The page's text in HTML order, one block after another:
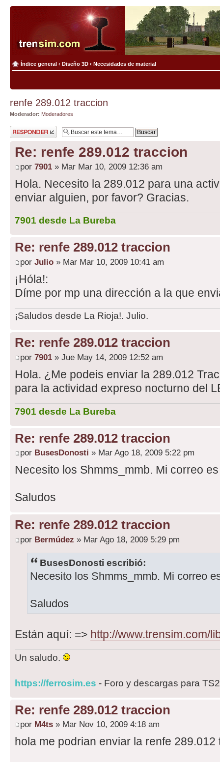
Índice general ‹ Diseño 3D ‹ Necesidades de material
renfe 289.012 traccion
Moderador: Moderadores
Publicar una
respuesta
Re: renfe 289.012 traccion
por 7901 » Mar Mar 10, 2009 12:36 am
Hola. Necesito la 289.012 para una
enviar alguien, por favor? Gracias.
7901 desde La Bureba
Re: renfe 289.012 traccion
por Julio » Mar Mar 10, 2009 10:41 am
¡Hóla!:
Díme por mp una dirección a la que
¡Saludos desde La Rioja!. Julio.
Re: renfe 289.012 traccion
por 7901 » Jue May 14, 2009 12:52 am
Hola. ¿Me podeis enviar la 289.012
para la actividad expreso nocturno del
7901 desde La Bureba
Re: renfe 289.012 traccion
por BusesDonosti » Mar Ago 18, 2009 5:22 pm
Necesito los Shmms_mmb. Mi correo
Saludos
Re: renfe 289.012 traccion
por Bermúdez » Mar Ago 18, 2009 5:29 pm
BusesDonosti escribió:
Necesito los Shmms_mmb. Mi correo
Saludos
Están aquí: => http://www.trensim.com/
Un saludo.
https://ferrosim.es - Foro y descargas para
Re: renfe 289.012 traccion
por M4ts » Mar Nov 10, 2009 4:18 am
hola me podrian enviar la renfe